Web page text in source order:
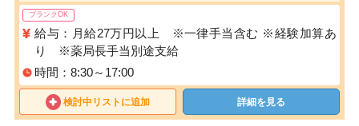
ブランクOK
給与：月給27万円以上 ※一律手当含む ※経験加算あ
り ※薬局長手当別途支給
時間：8:30～17:00
検討中リストに追加 詳細を見る